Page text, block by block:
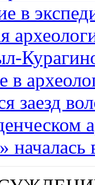
в
в
заезд
началась